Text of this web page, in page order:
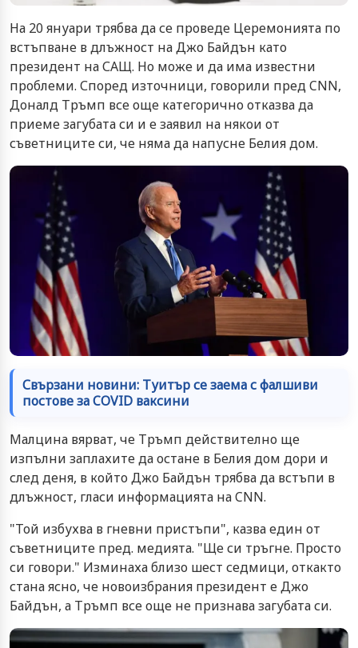
На 20 януари трябва да се проведе Церемонията по
встъпване в длъжност на Джо Байдън като
президент на САЩ. Но може и да има известни
проблеми. Според източници, говорили пред CNN,
Доналд Тръмп все още категорично отказва да
приеме загубата си и е заявил на някои от
съветниците си, че няма да напусне Белия дом.
Свързани новини: Туитър се заема с фалшиви
постове за COVID ваксини
Малцина вярват, че Тръмп действително ще
изпълни заплахите да остане в Белия дом дори и
след деня, в който Джо Байдън трябва да встъпи в
длъжност, гласи информацията на CNN.
"Той избухва в гневни пристъпи", казва един от
съветниците пред. медията. "Ще си тръгне. Просто
си говори." Изминаха близо шест седмици, откакто
стана ясно, че новоизбрания президент е Джо
Байдън, а Тръмп все още не признава загубата си.